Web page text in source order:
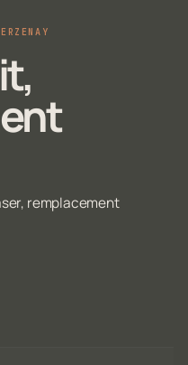
remplacement